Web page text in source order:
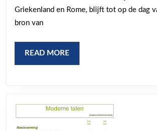
Griekenland en Rome, blijft tot op de dag
bron van
READ MORE
MORE